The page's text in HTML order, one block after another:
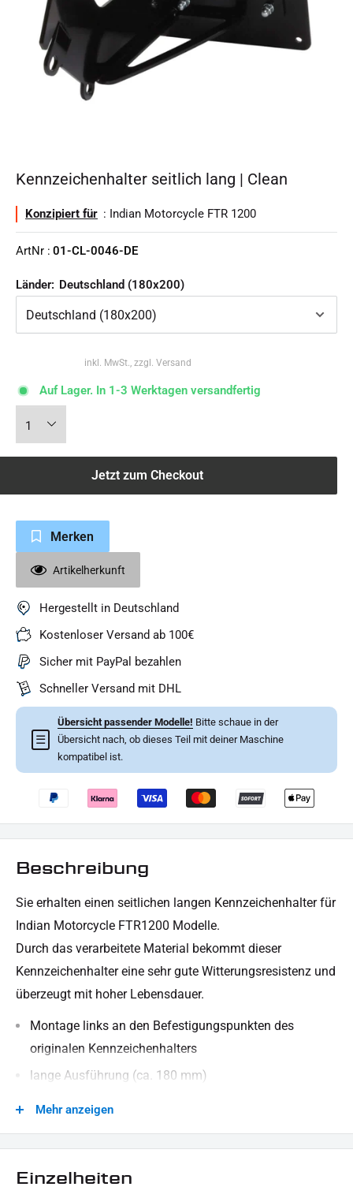
Kennzeichenhalter seitlich lang | Clean
Konzipiert für : Indian Motorcycle FTR 1200
ArtNr : 01-CL-0046-DE
Länder: Deutschland (180x200)
inkl. MwSt., zzgl. Versand
Auf Lager. In 1-3 Werktagen versandfertig
Jetzt zum Checkout
Merken
Artikelherkunft
Hergestellt in Deutschland
Kostenloser Versand ab 100€
Sicher mit PayPal bezahlen
Schneller Versand mit DHL
☰
Übersicht passender Modelle! Bitte schaue in der
Übersicht nach, ob dieses Teil mit deiner Maschine
kompatibel ist.
Beschreibung
Sie erhalten einen seitlichen langen Kennzeichenhalter für
Indian Motorcycle FTR1200 Modelle.
Durch das verarbeitete Material bekommt dieser
Kennzeichenhalter eine sehr gute Witterungsresistenz und
überzeugt mit hoher Lebensdauer.
Montage links an den Befestigungspunkten des
originalen Kennzeichenhalters
lange Ausführung (ca. 180 mm)
Abstand zum Rad in 2 Stufen einstellbar
oberes rechtes Loch hat ein Durchmesser von 8,5 mm
Mehr anzeigen
Einzelheiten